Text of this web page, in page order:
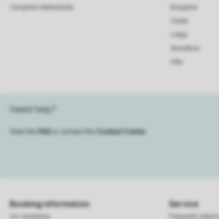
Need help?
View the FAQ or contact the Contact Center
Booking information Service